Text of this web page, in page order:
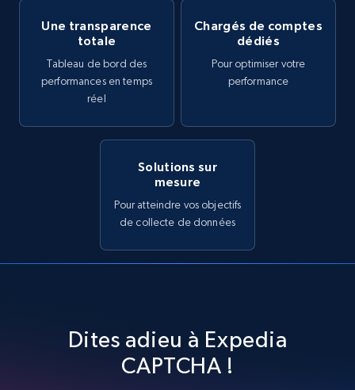
Une transparence
totale
Tableau de bord des
performances en temps
réel
Chargés de comptes
dédiés
Pour optimiser votre
performance
Solutions sur
mesure
Pour atteindre vos objectifs
de collecte de données
Dites adieu à Expedia
CAPTCHA !